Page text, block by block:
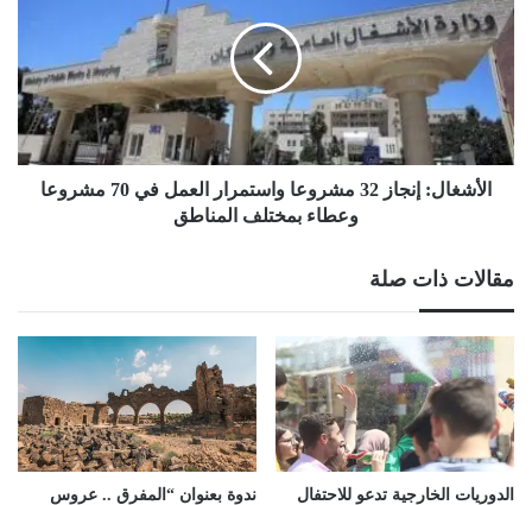
32
مشروعا
واستمرار
العمل
في
70
مشروعا
وعطاء
الأشغال: إنجاز 32 مشروعا واستمرار العمل في 70 مشروعا
وعطاء بمختلف المناطق
مقالات ذات صلة
الدوريات الخارجية تدعو للاحتفال
ندوة بعنوان “المفرق .. عروس